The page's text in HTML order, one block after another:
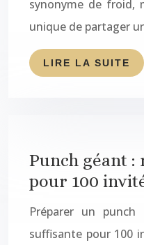
synonyme de froid,
unique de partager
LIRE LA SUITE
Punch géant
pour 100
Préparer un
suffisante pour 100